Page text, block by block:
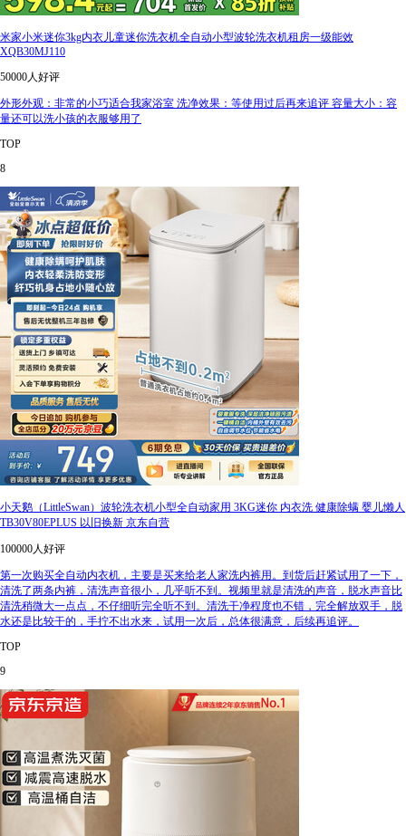
米家小米迷你3kg内衣儿童迷你洗衣机全自动小型波轮洗衣机租房一级能效
XQB30MJ110
50000人好评
外形外观：非常的小巧适合我家浴室 洗净效果：等使用过后再来追评 容量大小：容
量还可以洗小孩的衣服够用了
TOP
8
小天鹅（LittleSwan）波轮洗衣机小型全自动家用 3KG迷你 内衣洗 健康除螨 婴儿懒人
TB30V80EPLUS 以旧换新 京东自营
100000人好评
第一次购买全自动内衣机，主要是买来给老人家洗内裤用。到货后赶紧试用了一下，
清洗了两条内裤，清洗声音很小，几乎听不到。视频里就是清洗的声音，脱水声音比
清洗稍微大一点点，不仔细听完全听不到。清洗干净程度也不错，完全解放双手，脱
水还是比较干的，手拧不出水来，试用一次后，总体很满意，后续再追评。
TOP
9